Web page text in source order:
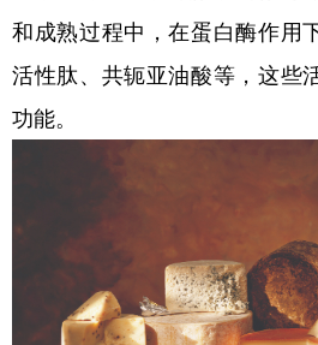
Deutsch Português
和成熟过程中，在蛋白酶作用
活性肽、共轭亚油酸等，这些
功能。